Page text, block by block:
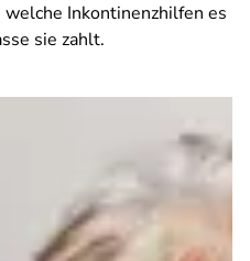
welche Inkontinenzhilfen es
sie zahlt.